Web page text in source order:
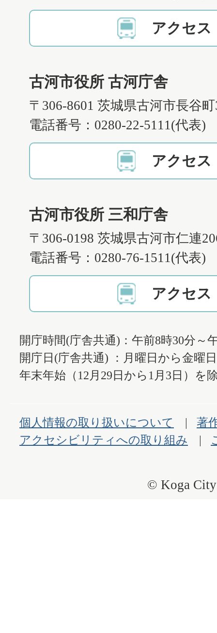
アクセス
古河市役所 古河庁舎
〒306-8601 茨城県古河市長谷
電話番号：0280-22-5111(代表)
アクセス
古河市役所 三和庁舎
〒306-0198 茨城県古河市仁連
電話番号：0280-76-1511(代表)
アクセス
開庁時間(庁舎共通)：午前8時30分～
開庁日(庁舎共通) ：月曜日から金曜
年末年始（12月29日から1月3日）を
個人情報の取り扱いについて
著
アクセシビリティへの取り組み
© Koga City